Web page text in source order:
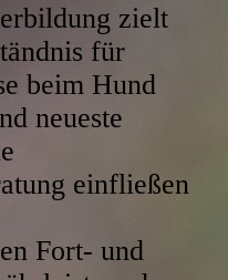
zielt
für
beim Hund
neueste
einfließen
Fort- und